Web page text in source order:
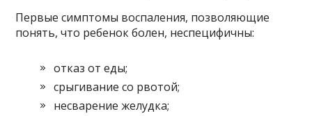
Первые симптомы воспаления, позволяющие
понять, что ребенок болен, неспецифичны:
отказ от еды;
срыгивание со рвотой;
несварение желудка;